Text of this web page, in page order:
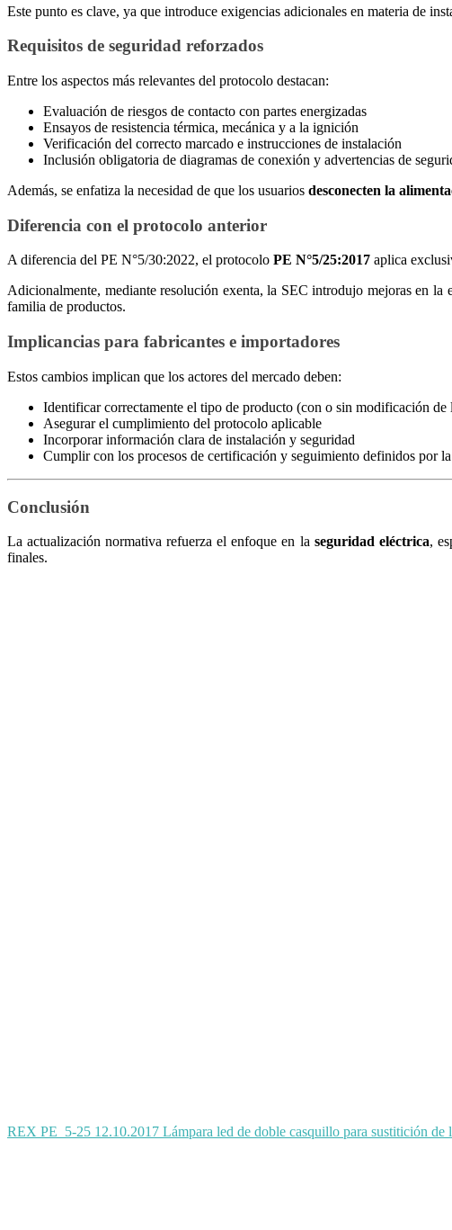
Este punto es clave, ya que introduce exigencias adicionales en materia de
Requisitos de seguridad reforzados
Entre los aspectos más relevantes del protocolo destacan:
Evaluación de riesgos de contacto con partes energizadas
Ensayos de resistencia térmica, mecánica y a la ignición
Verificación del correcto marcado e instrucciones de instalación
Inclusión obligatoria de diagramas de conexión y advertencias de
Además, se enfatiza la necesidad de que los usuarios desconecten la
Diferencia con el protocolo anterior
A diferencia del PE N°5/30:2022, el protocolo PE N°5/25:2017 aplica
Adicionalmente, mediante resolución exenta, la SEC introdujo mejoras en
familia de productos.
Implicancias para fabricantes e importadores
Estos cambios implican que los actores del mercado deben:
Identificar correctamente el tipo de producto (con o sin modificación de
Asegurar el cumplimiento del protocolo aplicable
Incorporar información clara de instalación y seguridad
Cumplir con los procesos de certificación y seguimiento definidos por
Conclusión
La actualización normativa refuerza el enfoque en la seguridad eléctrica,
finales.
REX PE_5-25 12.10.2017 Lámpara led de doble casquillo para sustitición de